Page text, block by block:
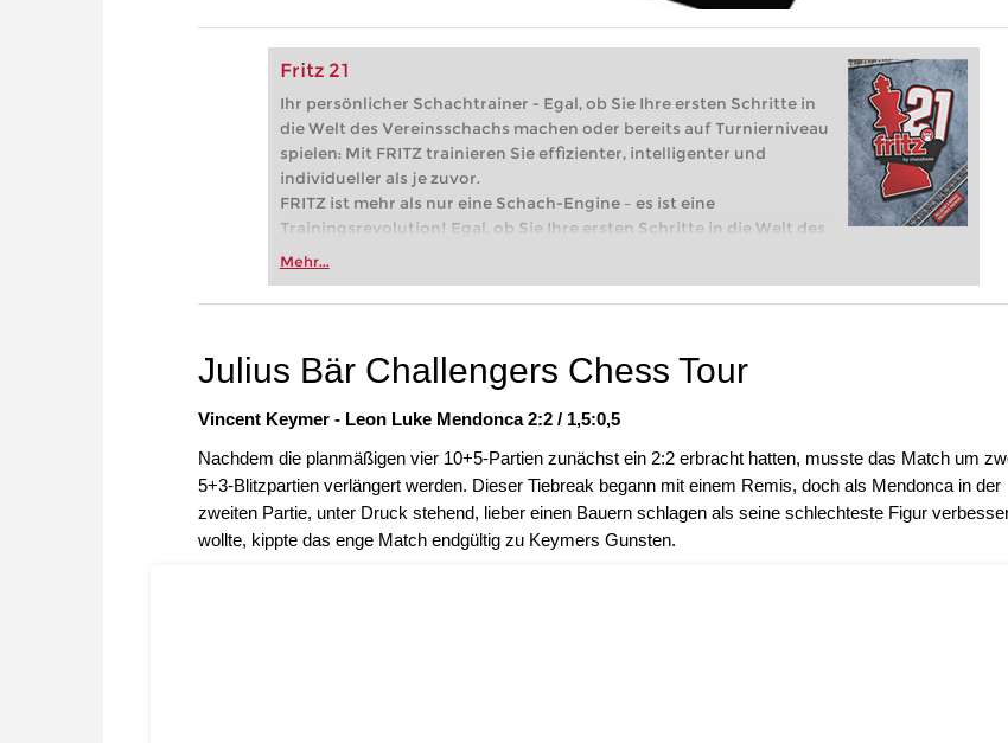
Fritz 21
Ihr persönlicher Schachtrainer - Egal, ob Sie Ihre ersten Schritte in
die Welt des Vereinsschachs machen oder bereits auf Turnierniveau
spielen: Mit FRITZ trainieren Sie effizienter, intelligenter und
individueller als je zuvor.
FRITZ ist mehr als nur eine Schach-Engine – es ist eine
Trainingsrevolution! Egal, ob Sie Ihre ersten Schritte in die Welt des
Vereinsschachs machen oder bereits auf Turnierniveau spielen: Mit
zuvor.
Mehr...
Julius Bär Challengers Chess Tour
Vincent Keymer - Leon Luke Mendonca 2:2 / 1,5:0,5
Nachdem die planmäßigen vier 10+5-Partien zunächst ein 2:2 erbracht hatten, musste das Match um
5+3-Blitzpartien verlängert werden. Dieser Tiebreak begann mit einem Remis, doch als Mendonca in der
zweiten Partie, unter Druck stehend, lieber einen Bauern schlagen als seine schlechteste Figur
wollte, kippte das enge Match endgültig zu Keymers Gunsten.